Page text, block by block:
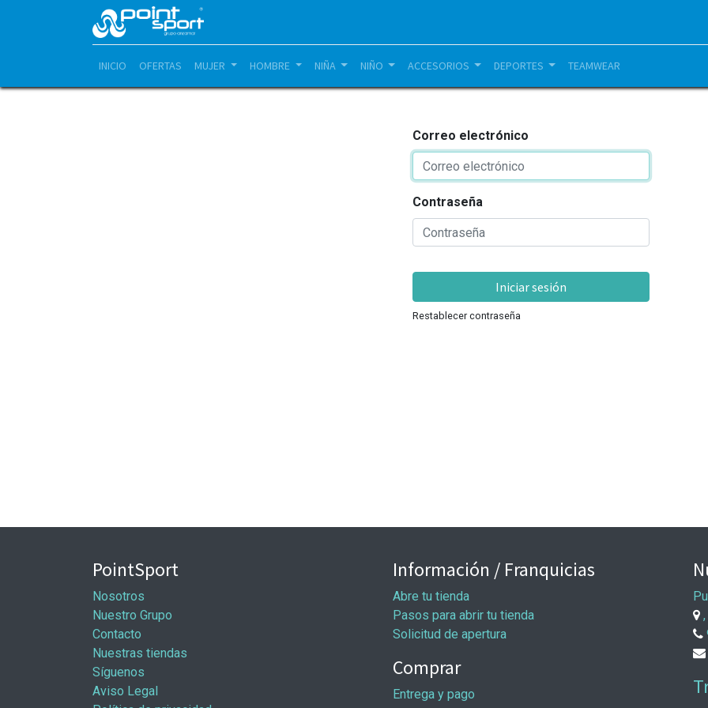
INICIO OFERTAS MUJER HOMBRE NIÑA NIÑO ACCESORIOS DEPORTES TEAMWEAR
Correo electrónico
Contraseña
Iniciar sesión
Restablecer contraseña
PointSport
Nosotros
Nuestro Grupo
Contacto
Nuestras tiendas
Síguenos
Aviso Legal
Información / Franquicias
Abre tu tienda
Pasos para abrir tu tienda
Solicitud de apertura
Comprar
Entrega y pago
,